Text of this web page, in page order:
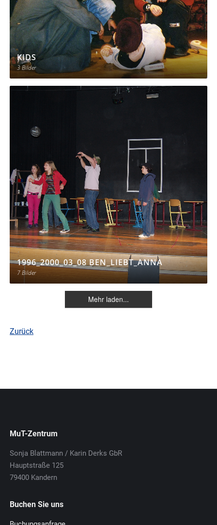
KIDS
3 Bilder
1996_2000_03_08 BEN_LIEBT_ANNA
7 Bilder
Mehr laden...
Zurück
MuT-Zentrum
Sonja Blattmann / Karin Derks GbR
Hauptstraße 125
79400 Kandern
Buchen Sie uns